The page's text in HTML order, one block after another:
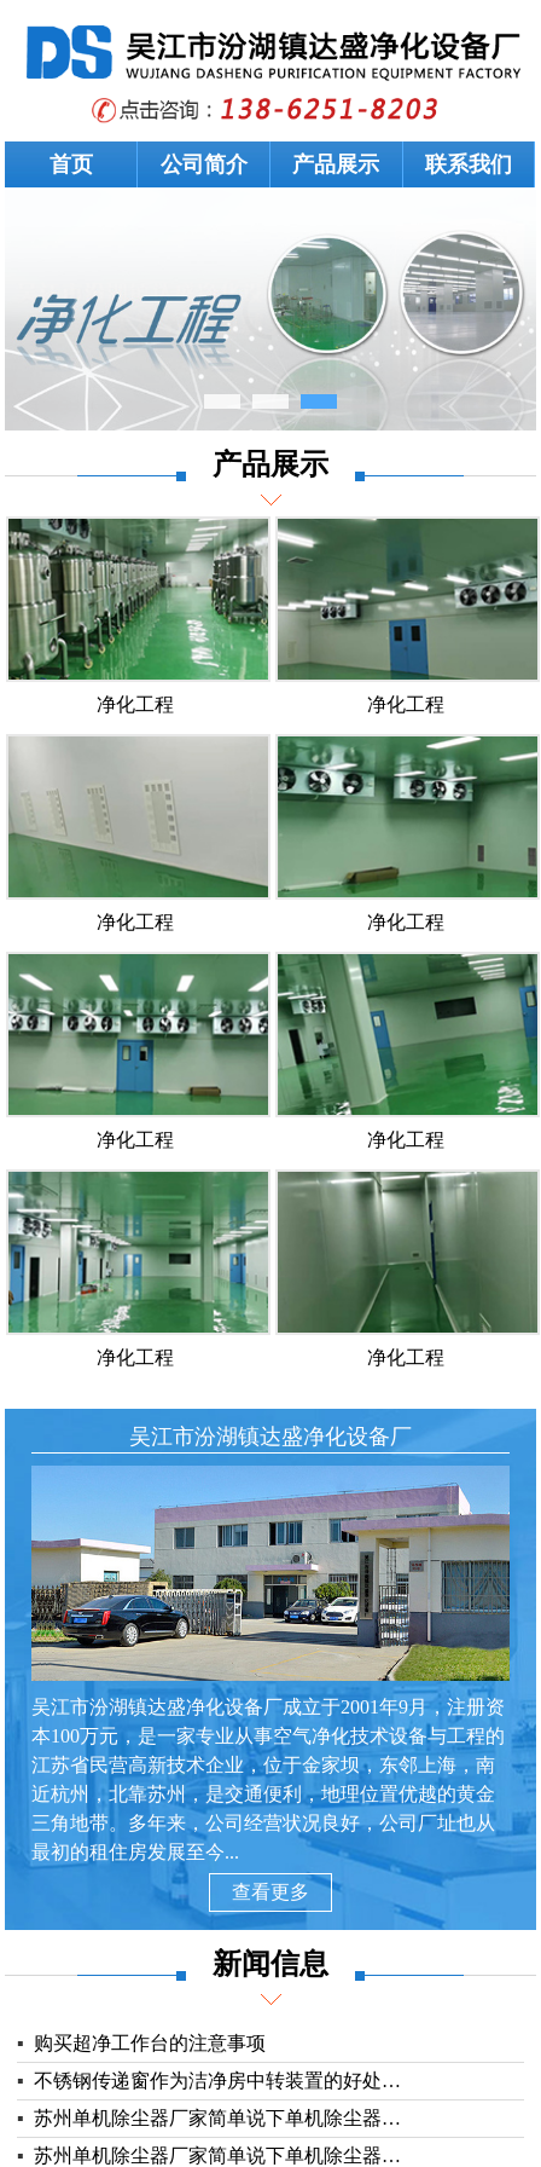
首页 公司简介 产品展示 联系我们
产品展示
净化工程 净化工程
净化工程 净化工程
净化工程 净化工程
净化工程 净化工程
吴江市汾湖镇达盛净化设备厂
吴江市汾湖镇达盛净化设备厂成立于2001年9月，注册资
本100万元，是一家专业从事空气净化技术设备与工程的
江苏省民营高新技术企业，位于金家坝，东邻上海，南
近杭州，北靠苏州，是交通便利，地理位置优越的黄金
三角地带。多年来，公司经营状况良好，公司厂址也从
最初的租住房发展至今...
查看更多
新闻信息
▪ 购买超净工作台的注意事项
▪ 不锈钢传递窗作为洁净房中转装置的好处…
▪ 苏州单机除尘器厂家简单说下单机除尘器…
▪ 苏州单机除尘器厂家简单说下单机除尘器…